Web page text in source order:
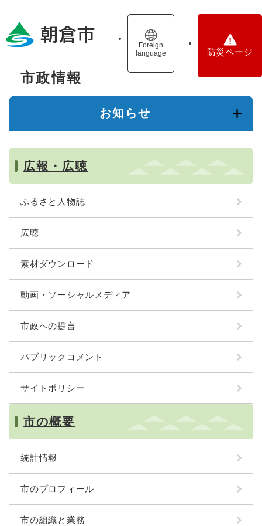
の
Foreign
language
防災ページ
文
市政情報
お知らせ
広報・広聴
ふるさと人物誌
広聴
素材ダウンロード
動画・ソーシャルメディア
市政への提言
パブリックコメント
サイトポリシー
市の概要
統計情報
市のプロフィール
市の組織と業務